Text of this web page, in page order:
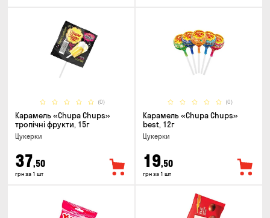
(0)
Карамель «Chupa Chups»
тропічні фрукти, 15г
Цукерки
37,50
грн за 1 шт
(0)
Карамель «Chupa Chups»
best, 12г
Цукерки
19,50
грн за 1 шт